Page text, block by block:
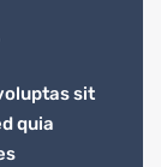
sit
quia